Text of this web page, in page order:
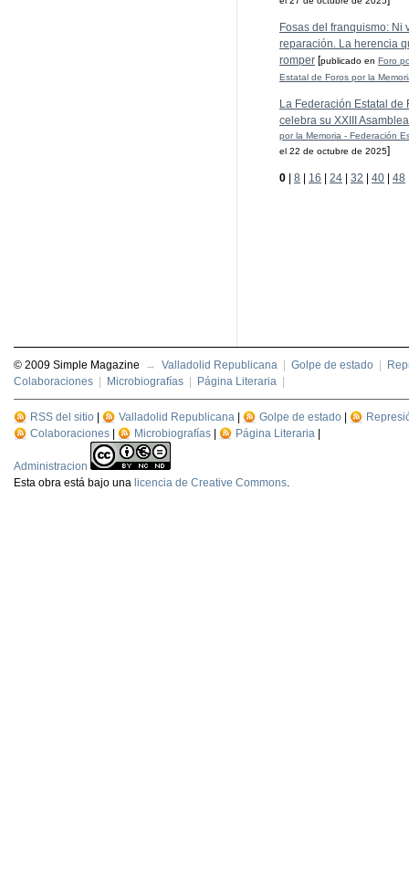
Fosas del franquismo: Ni
reparación. La herencia
romper [publicado en Foro
Estatal de Foros por la
La Federación Estatal de
celebra su XXIII
por la Memoria - Federación
el 22 de octubre de 2025]
0 | 8 | 16 | 24 | 32 | 40 | 48
© 2009 Simple Magazine → Valladolid Republicana | Golpe de estado |
Colaboraciones | Microbiografías | Página Literaria |
RSS del sitio | Valladolid Republicana | Golpe de estado |
Colaboraciones | Microbiografías | Página Literaria |
Administracion
Esta obra está bajo una licencia de Creative Commons